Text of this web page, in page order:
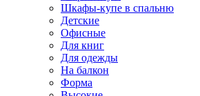
Шкафы-купе в спальню
Детские
Офисные
Для книг
Для одежды
На балкон
Форма